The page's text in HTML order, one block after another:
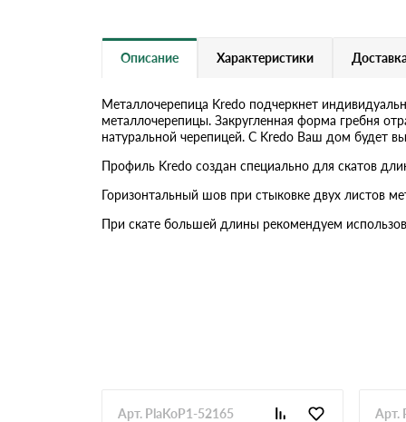
RAL 6002
RAL 9003 RAL 9006
RR 33
Описание Характеристики
Металлочерепица Kredo подчеркнет
металлочерепицы. Закругленная форма гребня
натуральной черепицей. С Kredo Ваш дом будет
Профиль Kredo создан специально для скатов
Горизонтальный шов при стыковке двух листов
При скате большей длины рекомендуем
Арт. PlaKoP1-52165 Арт.